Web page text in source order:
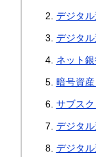
デジタ
デジタ
ネット
暗号資
サブス
デジタ
デジタ